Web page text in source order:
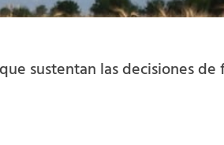
sustentan las decisiones